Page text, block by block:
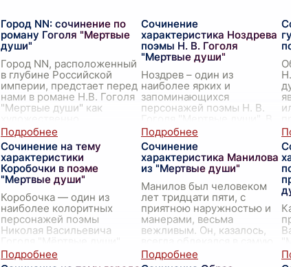
Город NN: сочинение по
роману Гоголя "Мертвые
души"
Город NN, расположенный
в глубине Российской
империи, предстает перед
нами в романе Н.В. Гоголя
"Мертвые души" как
осмысленная модель
общества, где автор
показывает в...
Сочинение
характеристика Ноздрева
поэмы Н. В. Гоголя
"Мертвые души"
Ноздрев – один из
наиболее ярких и
запоминающихся
персонажей поэмы Н. В.
его образе собрано
множество черт,
характерных для
представителей
дворянства того...
Сочинение на тему
характеристики
Коробочки в поэме
"Мертвые души"
Коробочка — один из
наиболее колоритных
персонажей поэмы
Николая Васильевича
Впервые читатель
встречается с ней, когда
Сочинение
характеристика Манилова
из "Мертвые души"
Манилов был человеком
лет тридцати пяти, с
приятною наружностью и
манерами, весьма
вежливым. Он, казалось,
деликатную и мягкую
форму. Черты его лица,